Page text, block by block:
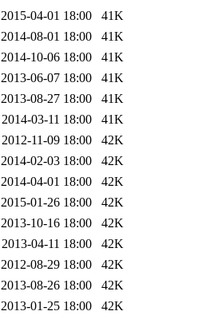
2015-04-01 18:00
41K
2014-08-01 18:00
41K
2014-10-06 18:00
41K
2013-06-07 18:00
41K
2013-08-27 18:00
41K
2014-03-11 18:00
41K
2012-11-09 18:00
42K
2014-02-03 18:00
42K
2014-04-01 18:00
42K
2015-01-26 18:00
42K
2013-10-16 18:00
42K
2013-04-11 18:00
42K
2012-08-29 18:00
42K
2013-08-26 18:00
42K
2013-01-25 18:00 42K